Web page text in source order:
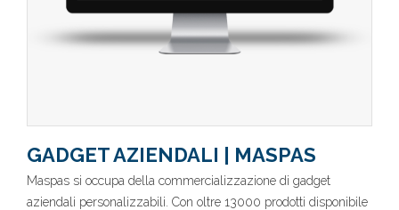
GADGET AZIENDALI | MASPAS
Maspas si occupa della commercializzazione di gadget
aziendali personalizzabili. Con oltre 13000 prodotti disponibile